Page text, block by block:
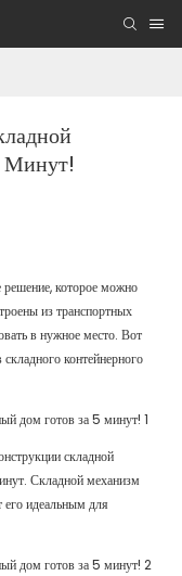
Минут!
которое можно
из транспортных
в нужное место. Вот
контейнерного
складной
Складной механизм
его идеальным для